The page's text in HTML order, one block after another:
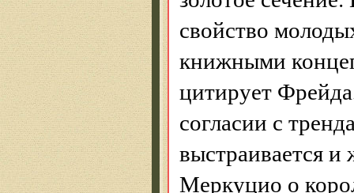
свойство
книжными
цитирует
согласии с
выстраивается и
Меркуцио о